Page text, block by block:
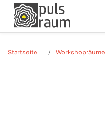
Startseite Workshopräume